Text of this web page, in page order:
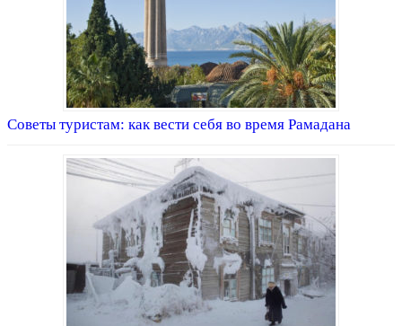
Советы туристам: как вести себя во время Рамадана